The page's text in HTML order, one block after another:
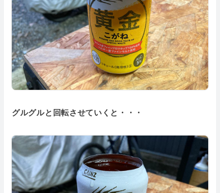
グルグルと回転させていくと・・・